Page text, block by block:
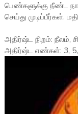
பெண்களுக்கு நீண்ட
செய்து முடிப்பீர்கள்.
அதிர்ஷ்ட நிறம்: நீலம்,
அதிர்ஷ்ட எண்கள்: 3,